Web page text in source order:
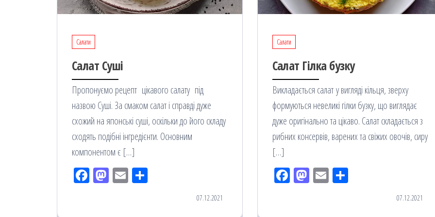
Салати
Салат Суші
Пропонуємо рецепт цікавого салату під
назвою Суші. За смаком салат і справді дуже
схожий на японські суші, оскільки до його складу
сходять подібні інгредієнти. Основним
компонентом є […]
Fac M Em
07.12.2021
Салати
Салат Гілка бузку
Викладається салат у вигляді кільця, зверху
формуються невеликі гілки бузку, що виглядає
дуже оригінально та цікаво. Салат складається з
рибних консервів, варених та свіжих овочів, сиру
[…]
FacM EmПо
07.12.2021